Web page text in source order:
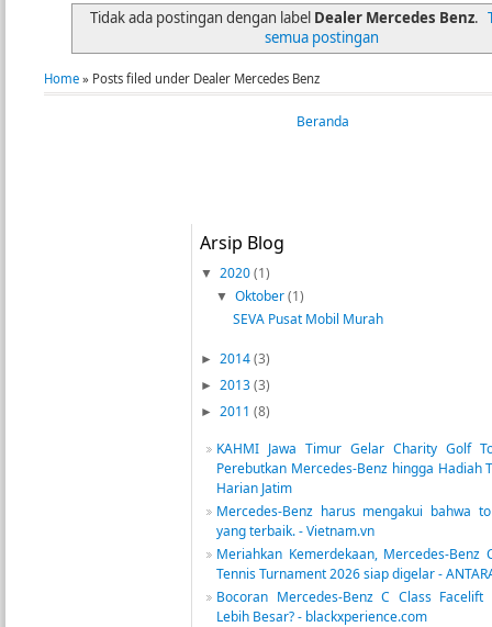
Tidak ada postingan dengan label Dealer Mercedes Benz.
semua postingan
Home » Posts filed under Dealer Mercedes Benz
Beranda
Arsip Blog
▼ 2020(1)
▼Oktober(1)
SEVA Pusat Mobil Murah
► 2014(3)
► 2013(3)
► 2011 (8)
KAHMI Jawa Timur Gelar Charity Golf
Perebutkan Mercedes-Benz hingga Hadiah
Harian Jatim
Mercedes-Benz harus mengakui bahwa
yang terbaik. - Vietnam.vn
Meriahkan Kemerdekaan, Mercedes-Benz
Tennis Turnament 2026 siap digelar -
Bocoran Mercedes-Benz C Class
Lebih Besar? - blackxperience.com